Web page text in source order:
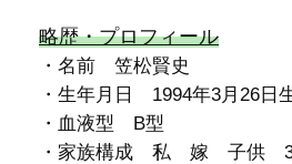
略歴・プロフィール
・名前 笠松賢史
・生年月日 1994年3月26
・血液型 B型
・家族構成 私 嫁 子供 3